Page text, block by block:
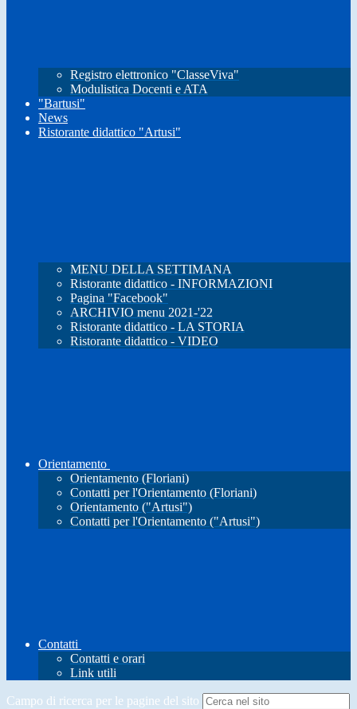
Registro elettronico "ClasseViva"
Modulistica Docenti e ATA
"Bartusi"
News
Ristorante didattico "Artusi"
MENU DELLA SETTIMANA
Ristorante didattico - INFORMAZIONI
Pagina "Facebook"
ARCHIVIO menu 2021-'22
Ristorante didattico - LA STORIA
Ristorante didattico - VIDEO
Orientamento
Orientamento (Floriani)
Contatti per l'Orientamento (Floriani)
Orientamento ("Artusi")
Contatti per l'Orientamento ("Artusi")
Contatti
Contatti e orari
Link utili
Campo di ricerca per le pagine del sito